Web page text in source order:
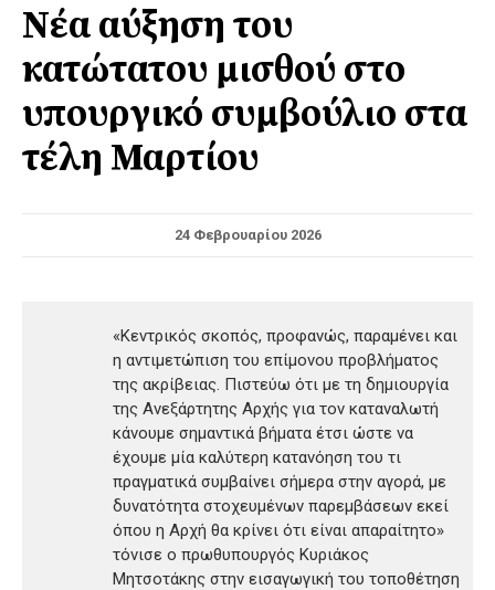
Νέα αύξηση του
κατώτατου μισθού στο
υπουργικό συμβούλιο στα
τέλη Μαρτίου
24 Φεβρουαρίου 2026
«Κεντρικός σκοπός, προφανώς, παραμένει και
η αντιμετώπιση του επίμονου προβλήματος
της ακρίβειας. Πιστεύω ότι με τη δημιουργία
της Ανεξάρτητης Αρχής για τον καταναλωτή
κάνουμε σημαντικά βήματα έτσι ώστε να
έχουμε μία καλύτερη κατανόηση του τι
πραγματικά συμβαίνει σήμερα στην αγορά, με
δυνατότητα στοχευμένων παρεμβάσεων εκεί
όπου η Αρχή θα κρίνει ότι είναι απαραίτητο»
τόνισε ο πρωθυπουργός Κυριάκος
Μητσοτάκης στην εισαγωγική του τοποθέτηση